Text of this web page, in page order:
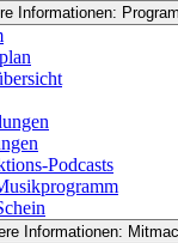
Informationen:
Podcasts
Informationen: